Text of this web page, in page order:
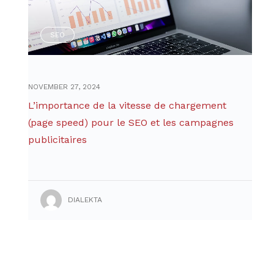
SEO
NOVEMBER 27, 2024
L’importance de la vitesse de chargement
(page speed) pour le SEO et les campagnes
publicitaires
DIALEKTA